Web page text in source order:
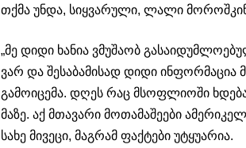
თქმა უნდა, სიყ­ვა­რუ­ლი, ლალი
„მე დიდი ხა­ნია ვმუ­შა­ობ
ვარ და შე­სა­ბა­მი­სად დიდი
გა­მო­ი­ცე­მა. დღეს რაც მსოფ­ლი­ო­ში
მა­ზე. აქ მთა­ვა­რი მო­თა­მა­შე­ე­ბი
სახე მი­ვე­ცი, მაგ­რამ ფაქ­ტე­ბი უტყუ­ა­რია.